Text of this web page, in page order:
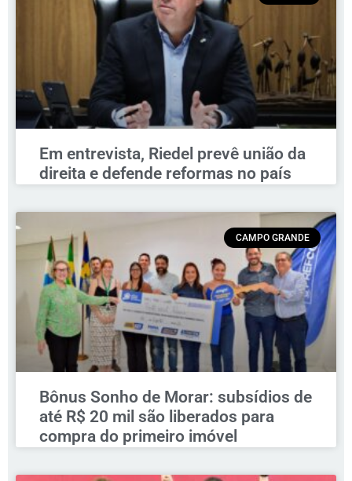
Em entrevista, Riedel prevê união da
direita e defende reformas no país
CAMPO GRANDE
Bônus Sonho de Morar: subsídios de
até R$ 20 mil são liberados para
compra do primeiro imóvel